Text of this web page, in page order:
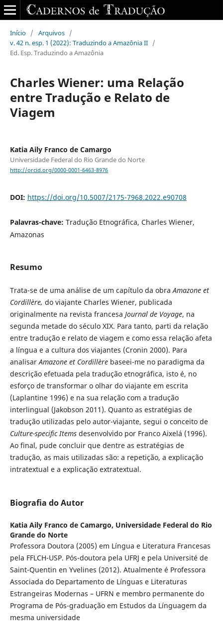
Início / Arquivos /
v. 42 n. esp. 1 (2022): Traduzindo a Amazônia II /
Ed. Esp. Traduzindo a Amazônia
Charles Wiener: uma Relação
entre Tradução e Relato de
Viagem
Katia Aily Franco de Camargo
Universidade Federal do Rio Grande do Norte
http://orcid.org/0000-0001-6463-8976
DOI: https://doi.org/10.5007/2175-7968.2022.e90708
Palavras-chave: Tradução Etnográfica, Charles Wiener,
Amazonas
Resumo
Trata-se de uma análise de um capítulo da obraAmazone et
Cordillère, do viajante Charles Wiener, publicada
originalmente na revista francesa Journal de Voyage, na
segunda metade do século XIX. Para tanto, parti da relação
entre tradução e relato de viagem e como essa relação afeta
a língua e a cultura dos viajantes (Cronin 2000). Para
analisarAmazone et Cordillèrebaseei-me no paradigma da
descrição efetuada pela tradução etnográfica, isto é, no
esforço de transformar o olhar do viajante em escrita
(Laplantine 1996) e na sua relação com a tradução
interlingual (Jakobson 2011). Quanto as estratégias de
tradução utilizadas pelo autor-viajante, segui o conceito de
Culture-specific Itemsdesenvolvido por Franco Aixelá (1996).
Ao final, pude concluir que dentre as estratégias de
tradução, as mais utilizadas são: a repetição, a explicação
intratextual e a explicação extratextual.
Biografia do Autor
Katia Aily Franco de Camargo, Universidade Federal do Rio
Grande do Norte
Professora Doutora (2005) em Língua e Literatura Francesas
pela FFLCH-USP. Pós-doutora pela UFRJ e pela Université de
Saint-Quentin en Yvelines (2012). Atualmente é Professora
Associada do Departamento de Línguas e Literaturas
Estrangeiras Modernas – UFRN e membro permanente do
Programa de Pós-graduação em Estudos da Línguagem da
mesma universidade